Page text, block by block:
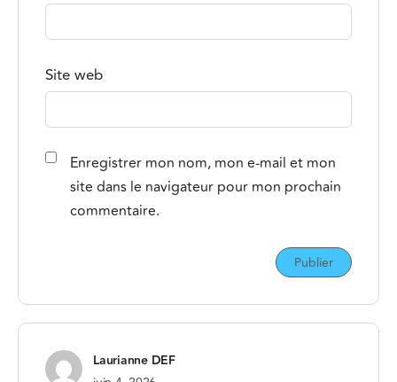
Site web
Enregistrer mon nom, mon e-mail et mon
site dans le navigateur pour mon prochain
commentaire.
Laurianne DEF